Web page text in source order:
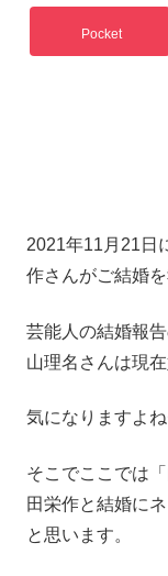
Pocket
2021年11月21日
作さんがご結婚
芸能人の結婚報
山理名さんは現
気になりますよ
そこでここでは
田栄作と結婚に
と思います。